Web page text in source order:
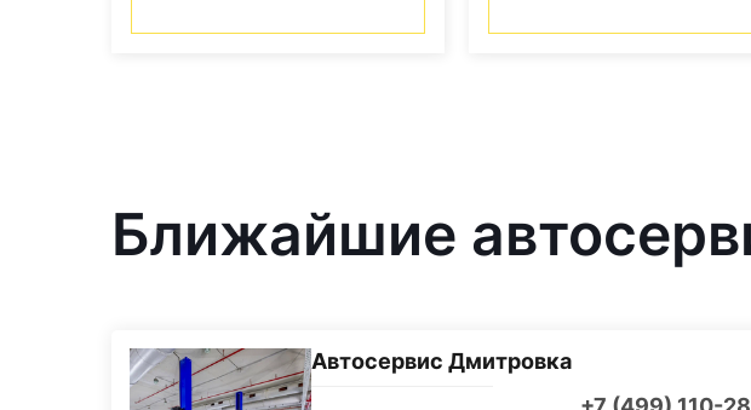
Ближайшие
Автосервис Дмитровка